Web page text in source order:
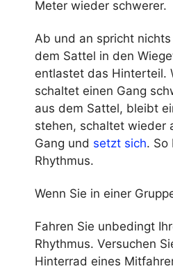
Meter wieder schwerer.
Ab und an spricht
dem Sattel in den
entlastet das Hinterteil.
schaltet einen Gang
aus dem Sattel, bleibt
stehen, schaltet wieder
Gang und setzt sich. So
Rhythmus.
Wenn Sie in einer
Fahren Sie unbedingt
Rhythmus. Versuchen
Hinterrad eines